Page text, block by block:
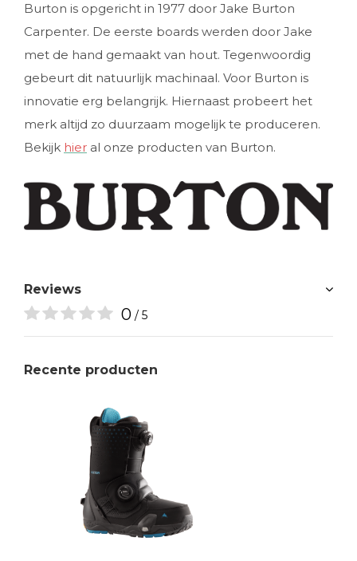
Burton is opgericht in 1977 door Jake Burton
Carpenter. De eerste boards werden door Jake
met de hand gemaakt van hout. Tegenwoordig
gebeurt dit natuurlijk machinaal. Voor Burton is
innovatie erg belangrijk. Hiernaast probeert het
merk altijd zo duurzaam mogelijk te produceren.
Bekijk hier al onze producten van Burton.
Reviews
0 / 5
Recente producten